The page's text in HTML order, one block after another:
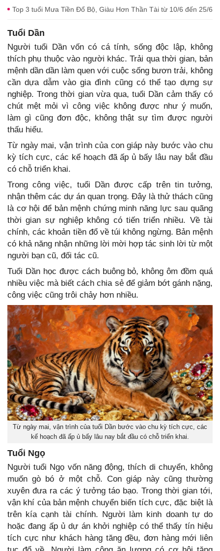
Top 3 tuổi Mưa Tiền Đổ Bộ, Giàu Hơn Thần Tài từ 10/6 đến 25/6
Tuổi Dần
Người tuổi Dần vốn có cá tính, sống độc lập, không
thích phụ thuộc vào người khác. Trải qua thời gian, bản
mệnh dần dần làm quen với cuộc sống bươn trải, không
cần dựa dẫm vào gia đình cũng có thể tạo dựng sự
nghiệp. Trong thời gian vừa qua, tuổi Dần cảm thấy có
chút mệt mỏi vì công việc không được như ý muốn,
làm gì cũng đơn độc, không thật sự tìm được người
thấu hiểu.
Từ ngày mai, vận trình của con giáp này bước vào chu
kỳ tích cực, các kế hoạch đã ấp ủ bấy lâu nay bắt đầu
có chỗ triển khai.
Trong công việc, tuổi Dần được cấp trên tin tưởng,
nhận thêm các dự án quan trọng. Đây là thử thách cũng
là cơ hội để bản mệnh chứng minh năng lực sau quãng
thời gian sự nghiệp không có tiến triển nhiều. Về tài
chính, các khoản tiền đổ về túi không ngừng. Bản mệnh
có khả năng nhận những lời mời hợp tác sinh lời từ một
người bạn cũ, đối tác cũ.
Tuổi Dần học được cách buông bỏ, không ôm đồm quá
nhiều việc mà biết cách chia sẻ để giảm bớt gánh nặng,
công việc cũng trôi chảy hơn nhiều.
Từ ngày mai, vận trình của tuổi Dần bước vào chu kỳ tích cực, các
kế hoạch đã ấp ủ bấy lâu nay bắt đầu có chỗ triển khai.
Tuổi Ngọ
Người tuổi Ngọ vốn năng động, thích di chuyển, không
muốn gò bó ở một chỗ. Con giáp này cũng thường
xuyên đưa ra các ý tưởng táo bạo. Trong thời gian tới,
vận khí của bản mệnh chuyển biến tích cực, đặc biệt là
trên kía cạnh tài chính. Người làm kinh doanh tự do
hoặc đang ấp ủ dự án khởi nghiệp có thể thấy tín hiệu
tích cực như khách hàng tăng đều, đơn hàng mới liên